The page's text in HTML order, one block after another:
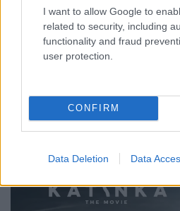
I want to allow Google to
related to security, including
functionality and fraud
user protection.
CONFIRM
Data Deletion Data
Híradó
Az RTL Híradó riportja
állatmentők hozták ki a